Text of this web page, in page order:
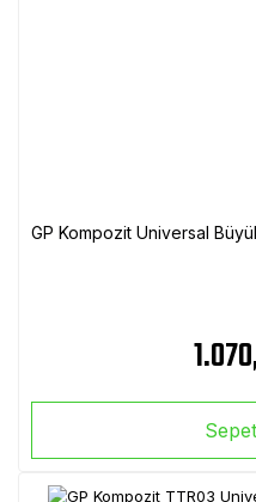
GP Kompozit Universal